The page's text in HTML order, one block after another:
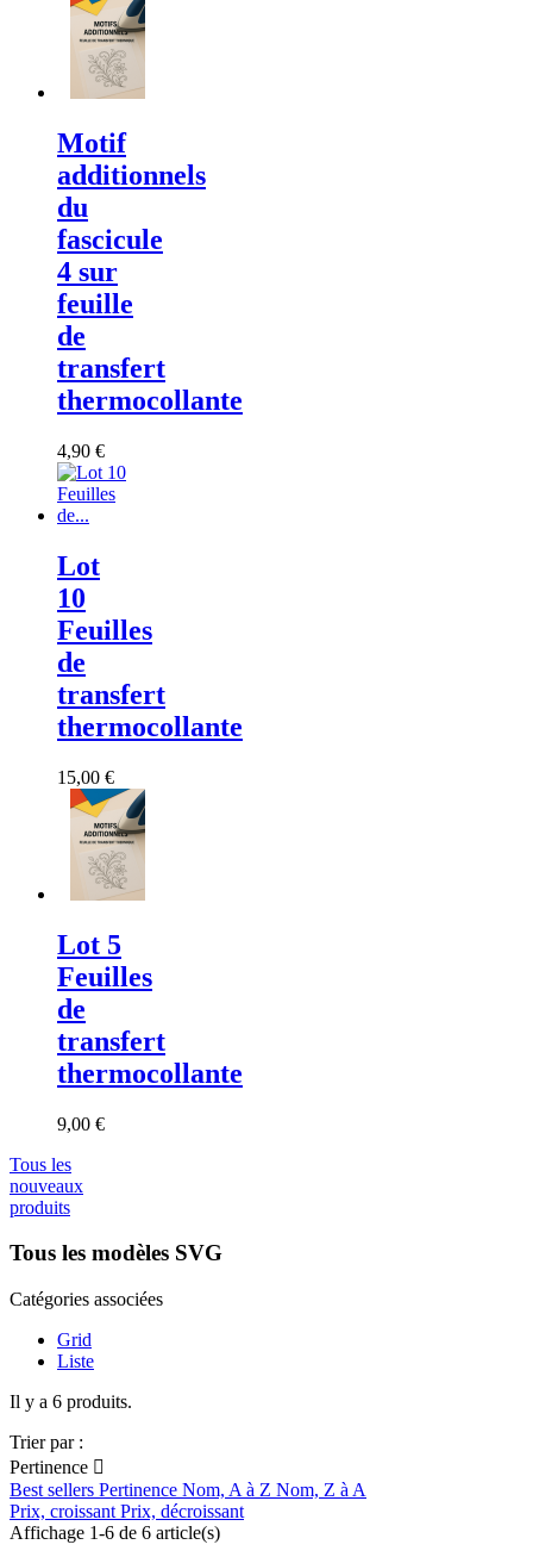
Motif
additionnels
du
fascicule
4 sur
feuille
de
transfert
thermocollante
4,90 €
Lot
10
Feuilles
de
transfert
thermocollante
15,00 €
Lot 5
Feuilles
de
transfert
thermocollante
9,00 €
Tous les
nouveaux
produits
Tous les modèles SVG
Catégories associées
Grid
Liste
Il y a 6 produits.
Trier par :
Pertinence 
Best sellers Pertinence Nom, A à Z Nom, Z à A
Prix, croissant Prix, décroissant
Affichage 1-6 de 6 article(s)